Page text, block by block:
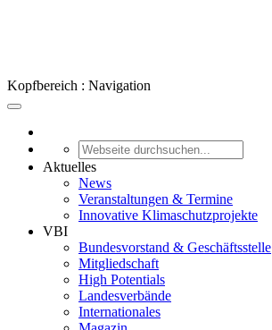
Kopfbereich : Navigation
Aktuelles
News
Veranstaltungen & Termine
Innovative Klimaschutzprojekte
VBI
Bundesvorstand & Geschäftsstelle
Mitgliedschaft
High Potentials
Landesverbände
Internationales